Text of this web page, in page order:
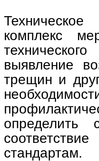
комплекс
выявление
трещин и
определить
стандартам.